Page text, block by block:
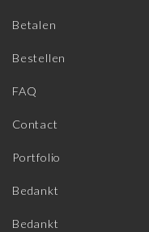
Betalen
Bestellen
FAQ
Contact
Portfolio
Bedankt
Bedankt